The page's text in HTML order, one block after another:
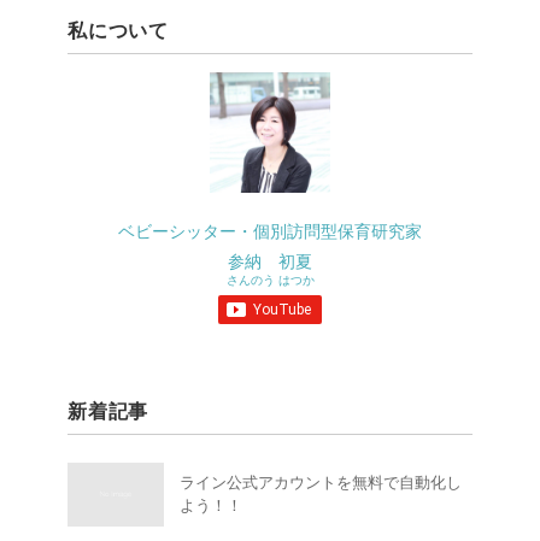
私について
ベビーシッター・個別訪問型保育研究家
参納 初夏
さんのう はつか
新着記事
ライン公式アカウントを無料で自動化し
よう！！